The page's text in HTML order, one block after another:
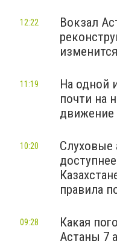
Вокзал
12:22
На одной
почти на
движение
11:19
Слуховые
правила
10:20
Какая
Астаны 7
09:28